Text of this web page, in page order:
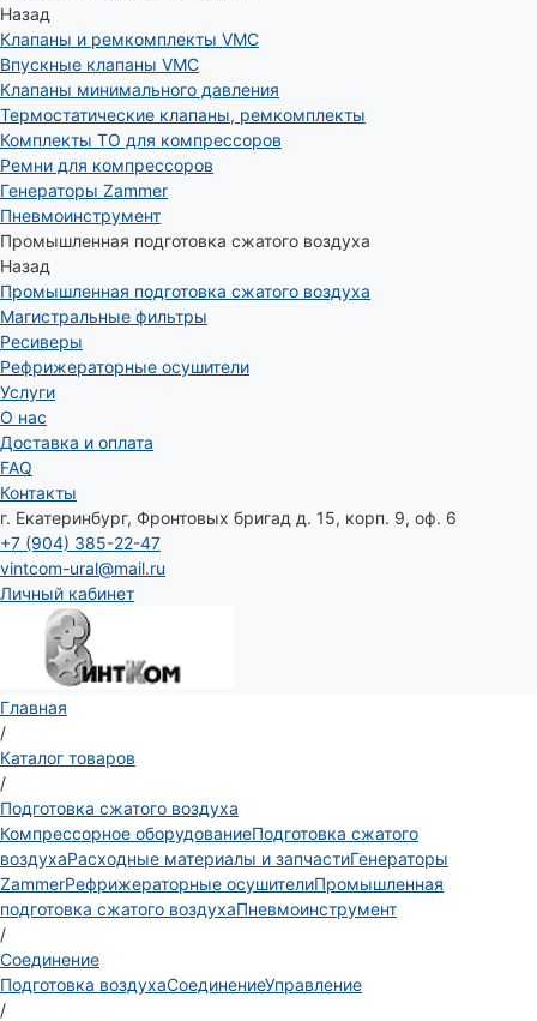
Назад
Клапаны и ремкомплекты VMC
Впускные клапаны VMC
Клапаны минимального давления
Термостатические клапаны, ремкомплекты
Комплекты ТО для компрессоров
Ремни для компрессоров
Генераторы Zammer
Пневмоинструмент
Промышленная подготовка сжатого воздуха
Назад
Промышленная подготовка сжатого воздуха
Магистральные фильтры
Ресиверы
Рефрижераторные осушители
Услуги
О нас
Доставка и оплата
FAQ
Контакты
г. Екатеринбург, Фронтовых бригад д. 15, корп. 9, оф. 6
+7 (904) 385-22-47
vintcom-ural@mail.ru
Личный кабинет
Главная
/
Каталог товаров
/
Подготовка сжатого воздуха
Компрессорное оборудованиеПодготовка сжатого
воздухаРасходные материалы и запчастиГенераторы
ZammerРефрижераторные осушителиПромышленная
подготовка сжатого воздухаПневмоинструмент
/
Соединение
Подготовка воздухаСоединениеУправление
/